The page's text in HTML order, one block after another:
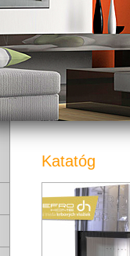
Katatóg